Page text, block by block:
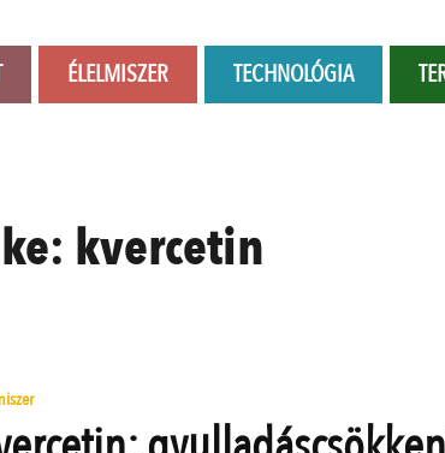
ÉLELMISZER TECHNOLÓGIA
kvercetin